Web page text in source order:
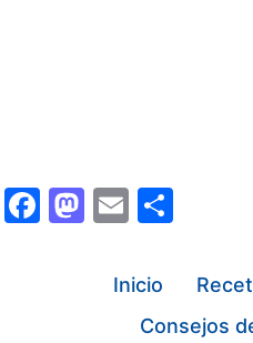
Facebook
Mastodon
Email
Inicio
Consejos